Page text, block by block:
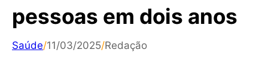
pessoas em dois anos
Saúde/11/03/2025/Redação